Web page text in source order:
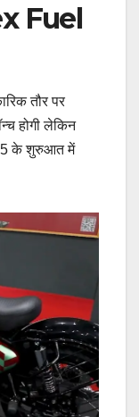
Fuel
तौर पर
होगी लेकिन
के शुरुआत में